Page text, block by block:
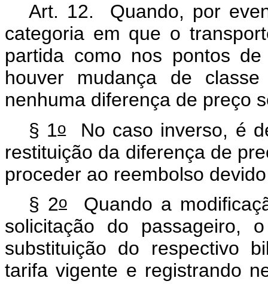
Art. 12. Quando, por
categoria em que o
partida como nos pontos
houver mudança de
nenhuma diferença de preço
§ 1oNo caso inverso, é
restituição da diferença de
proceder ao reembolso
§ 2o Quando a
solicitação do passageiro,
substituição do respectivo
tarifa vigente e registrando